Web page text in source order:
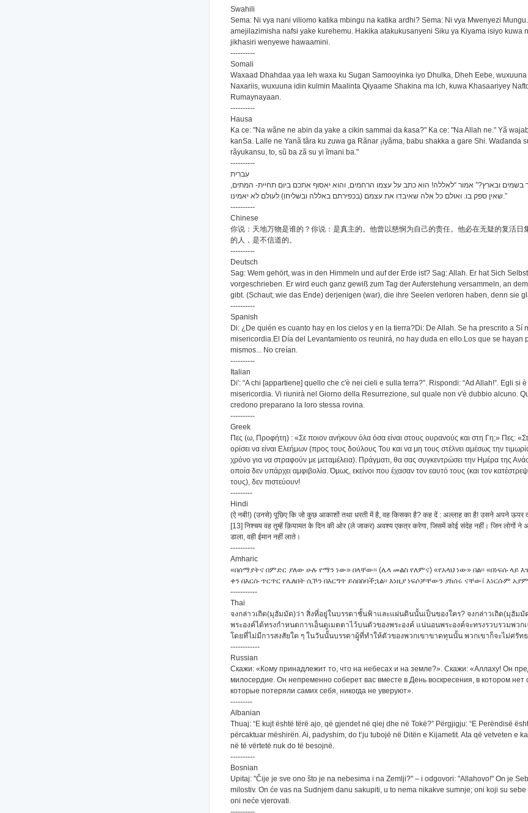
Swahili
Sema: Ni vya nani viliomo katika mbingu na katika ardhi? Sema: Ni vya Mwenyezi
amejilazimisha nafsi yake kurehemu. Hakika atakukusanyeni Siku ya Kiyama isiyo kuwa
jikhasiri wenyewe hawaamini.
----------
Somali
Waxaad Dhahdaa yaa leh waxa ku Sugan Samooyinka iyo Dhulka, Dheh Eebe,
Naxariis, wuxuuna idin kulmin Maalinta Qiyaame Shakina ma lch, kuwa Khasaariyey
Rumaynayaan.
----------
Hausa
Ka ce: "Na wãne ne abin da yake a cikin sammai da ƙasa?" Ka ce: "Na Allah ne." Yã
kanSa. Lalle ne Yanã tãra ku zuwa ga Rãnar ¡iyãma, babu shakka a gare Shi. Waɗanda
rãyukansu, to, sũ ba zã su yi ĩmani ba."
----------
עִברִית
בשמים ובארץ?” אמור “לאללה! הוא כתב על עצמו הרחמים, והוא יאסוף אתכם ביום תחיית- המתים,
שאין ספק בו. ואולם כל אלה שאיבדו את עצמם (בכפירתם באללה ובשליחו) לעולם לא יאמינו.”
----------
Chinese
你说：天地万物是谁的？你说：是真主的。他曾以慈悯为自己的责任。他必在无疑的复活日
的人，是不信道的。
----------
Deutsch
Sag: Wem gehört, was in den Himmeln und auf der Erde ist? Sag: Allah. Er hat Sich
vorgeschrieben. Er wird euch ganz gewiß zum Tag der Auferstehung versammeln, an
gibt. (Schaut; wie das Ende) derjenigen (war), die ihre Seelen verloren haben, denn sie
----------
Spanish
Di: ¿De quién es cuanto hay en los cielos y en la tierra?Di: De Allah. Se ha prescrito a Sí
misericordia.El Día del Levantamiento os reunirá, no hay duda en ello.Los que se hayan
mismos... No creían.
----------
Italian
Di': “A chi [appartiene] quello che c'è nei cieli e sulla terra?”. Rispondi: “Ad Allah!”. Egli si
misericordia. Vi riunirà nel Giorno della Resurrezione, sul quale non v'è dubbio alcuno.
credono preparano la loro stessa rovina.
----------
Greek
Πες (ω, Προφήτη) : «Σε ποιον ανήκουν όλα όσα είναι στους ουρανούς και στη Γη;» Πες:
ορίσει να είναι Ελεήμων (προς τους δούλους Του και να μη τους στέλνει αμέσως την
χρόνο για να στραφούν με μεταμέλεια). Πράγματι, θα σας συγκεντρώσει την Ημέρα της
οποία δεν υπάρχει αμφιβολία. Όμως, εκείνοι που έχασαν τον εαυτό τους (και τον
τους), δεν πιστεύουν!
---------
Hindi
(ऐ नबी!) (उनसे) पूछिए कि जो कुछ आकाशों तथा धरती में है, वह किसका है? कह दें : अल्लाह का है! उसने अपने ऊपर
[13] निश्चय वह तुम्हें क़ियामत के दिन की ओर (ले जाकर) अवश्य एकत्र करेगा, जिसमें कोई संदेह नहीं। जिन लोगों ने
डाला, वही ईमान नहीं लाते।
----------
Amharic
«በሰማያትና በምድር ያለው ሁሉ የማን ነው» በላቸው፡፡ (ሌላ መልስ የለምና) «የአላህ ነው» በል፡፡ «በነፍሱ ላይ
ቀን በእርሱ ጥርጥር የሌለበት ሲኾን በእርግጥ ይሰበስባችኋል፡፡ እነዚያ ነፍሶቻቸውን ያከሰሩ ናቸው፤ እነርሱም
-----------
Thai
จงกล่าวเถิด(มุฮัมมัด)ว่า สิ่งที่อยู่ในบรรดาชั้นฟ้าและแผ่นดินนั้นเป็นของใคร? จงกล่าวเถิด(มุฮัมมั
พระองค์ได้ทรงกำหนดการเอ็นดูเมตตาไว้บนตัวของพระองค์ แน่นอนพระองค์จะทรงรวบรวมพวก
โดยที่ไม่มีการสงสัยใด ๆ ในวันนั้นบรรดาผู้ที่ทำให้ตัวของพวกเขาขาดทุนนั้น พวกเขาก็จะไม่ศรัท
------------
Russian
Скажи: «Кому принадлежит то, что на небесах и на земле?». Скажи: «Аллаху! Он
милосердие. Он непременно соберет вас вместе в День воскресения, в котором нет
которые потеряли самих себя, никогда не уверуют».
---------
Albanian
Thuaj: “E kujt është tërë ajo, që gjendet në qiej dhe në Tokë?” Përgjigju: “E Perëndisë
përcaktuar mëshirën. Ai, padyshim, do t’ju tubojë në Ditën e Kijametit. Ata që vetveten e
në të vërtetë nuk do të besojnë.
----------
Bosnian
Upitaj: "Čije je sve ono što je na nebesima i na Zemlji?" – i odgovori: "Allahovo!" On je
milostiv. On će vas na Sudnjem danu sakupiti, u to nema nikakve sumnje; oni koji su
oni neće vjerovati.